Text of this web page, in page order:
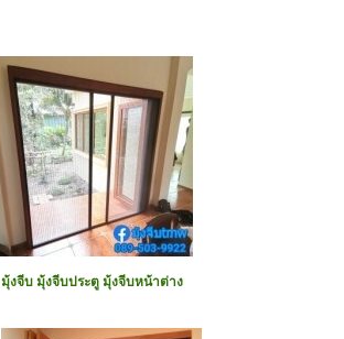
มุ้งจีบ มุ้งจีบประตู มุ้งจีบหน้าต่าง